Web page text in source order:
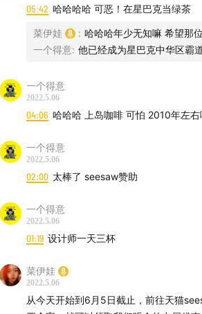
犒劳伊娃和肖恩: 请在公众号给我们打赏
@口头拼贴CollageTalk
collagetalk@outlook.com
05:42 哈哈哈哈 可恶！在星巴克当绿茶
菜伊娃 : 哈哈哈年少无知嘛 希望那
一个得意: 他已经成为星巴克中华区霸
一个得意
2022.5.06
04:06 哈哈哈 上岛咖啡 可怕 2010年左
一个得意
2022.5.06
02:00 太棒了 seesaw赞助
一个得意
2022.5.06
01:19 设计师一天三杯
菜伊娃
2022.5.06
从今天开始到6月5日截止，前往天猫